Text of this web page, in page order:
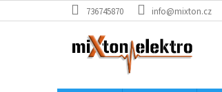
na
736745870 info@mixton.cz